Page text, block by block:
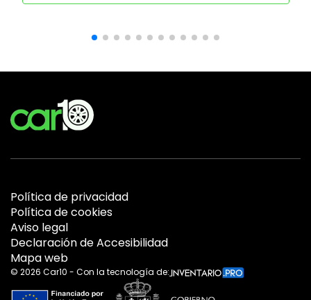
Política de privacidad
Política de cookies
Aviso legal
Declaración de Accesibilidad
Mapa web
© 2026 Car10 - Con la tecnología de: